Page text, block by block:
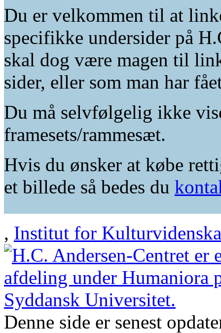
Du er velkommen til at
specifikke undersider på
skal dog være magen til
sider, eller som man har
Du må selvfølgelig ikke
framesets/rammesæt.
Hvis du ønsker at købe
et billede så bedes du
, Institut for
Denne side er senest